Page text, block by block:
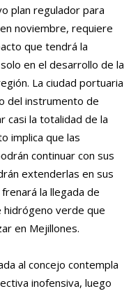
plan regulador para
noviembre, requiere
que tendrá la
en el desarrollo de la
La ciudad portuaria
del instrumento de
casi la totalidad de la
implica que las
continuar con sus
extenderlas en sus
la llegada de
hidrógeno verde que
en Mejillones.
al concejo contempla
inofensiva, luego